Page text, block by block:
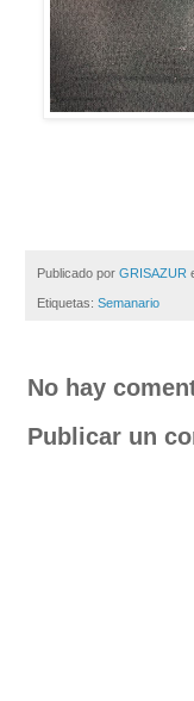
Publicado por GRISAZUR
Etiquetas: Semanario
No hay
Publicar un